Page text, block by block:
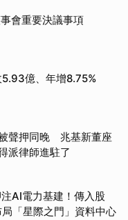
會重要決議事項
億、年增8.75%
聲押同晚 兆基新董座
派律師進駐了
AI電力基建！傳入股
「星際之門」資料中心